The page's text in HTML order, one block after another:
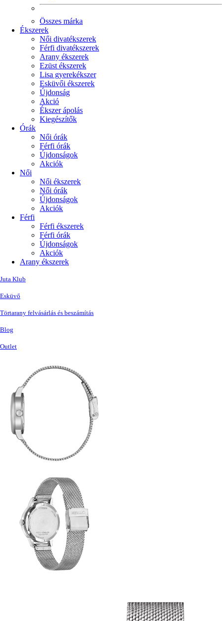
Összes márka
Ékszerek
Női divatékszerek
Férfi divatékszerek
Arany ékszerek
Ezüst ékszerek
Lisa gyerekékszer
Esküvői ékszerek
Újdonság
Akció
Ékszer ápolás
Kiegészítők
Órák
Női órák
Férfi órák
Újdonságok
Akciók
Női
Női ékszerek
Női órák
Újdonságok
Akciók
Férfi
Férfi ékszerek
Férfi órák
Újdonságok
Akciók
Arany ékszerek
Juta Klub
Esküvő
Törtarany felvásárlás és beszámítás
Blog
Outlet